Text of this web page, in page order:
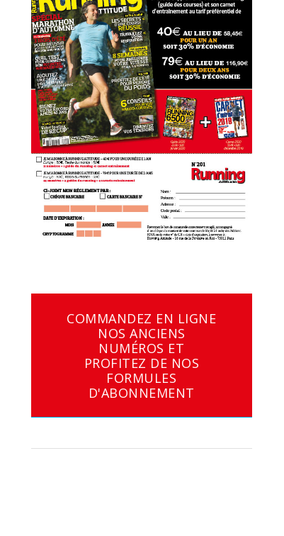
COMMANDEZ EN LIGNE
NOS ANCIENS
NUMÉROS ET
PROFITEZ DE NOS
FORMULES
D'ABONNEMENT